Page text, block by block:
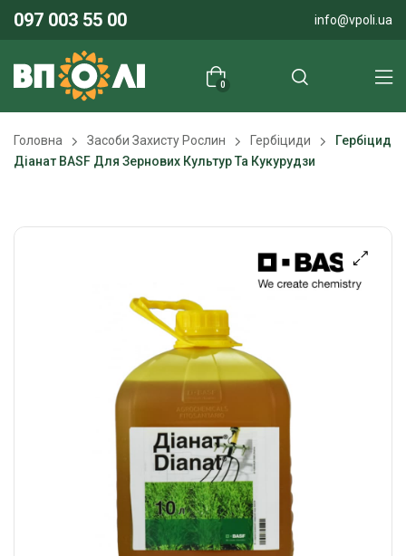
097 003 55 00 info@vpoli.ua
0
Головна Засоби Захисту Рослин Гербіциди
Гербіцид
Діанат BASF Для Зернових Культур Та Кукурудзи